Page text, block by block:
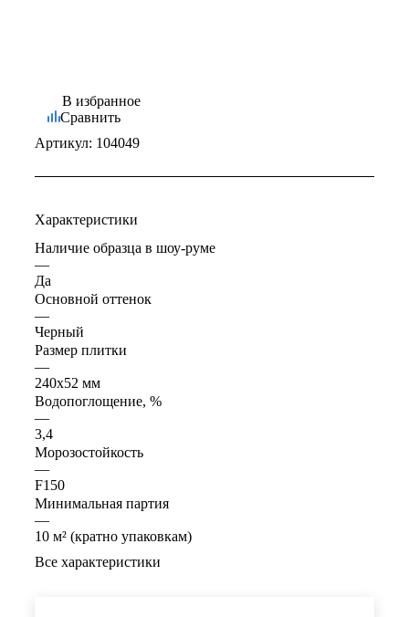
В избранное
Сравнить
Артикул: 104049
Характеристики
Наличие образца в шоу-руме
—
Да
Основной оттенок
—
Черный
Размер плитки
—
240x52 мм
Водопоглощение, %
—
3,4
Морозостойкость
—
F150
Минимальная партия
—
10 м² (кратно упаковкам)
Все характеристики